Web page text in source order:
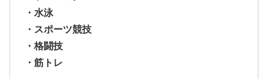
・水泳
・スポーツ競技
・格闘技
・筋トレ